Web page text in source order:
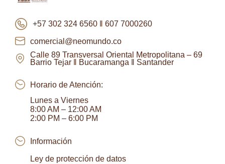
+57 302 324 6560 ‖ 607 7000260
comercial@neomundo.co
Calle 89 Transversal Oriental Metropolitana – 69
Barrio Tejar ‖ Bucaramanga ‖ Santander
Horario de Atención:
Lunes a Viernes
8:00 AM – 12:00 AM
2:00 PM – 6:00 PM
Información
Ley de protección de datos